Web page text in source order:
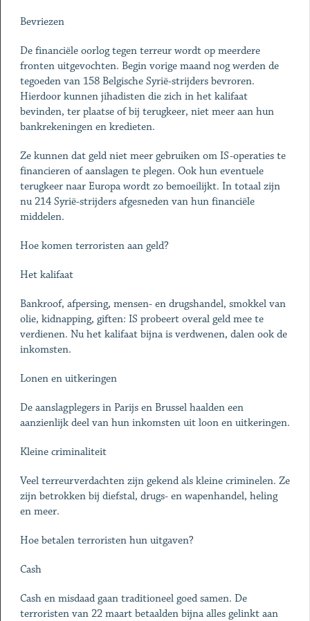
Bevriezen
De financiële oorlog tegen terreur wordt op meerdere
fronten uitgevochten. Begin vorige maand nog werden de
tegoeden van 158 Belgische Syrië-strijders bevroren.
Hierdoor kunnen jihadisten die zich in het kalifaat
bevinden, ter plaatse of bij terugkeer, niet meer aan hun
bankrekeningen en kredieten.
Ze kunnen dat geld niet meer gebruiken om IS-operaties te
financieren of aanslagen te plegen. Ook hun eventuele
terugkeer naar Europa wordt zo bemoeilijkt. In totaal zijn
nu 214 Syrië-strijders afgesneden van hun financiële
middelen.
Hoe komen terroristen aan geld?
Het kalifaat
Bankroof, afpersing, mensen- en drugshandel, smokkel van
olie, kidnapping, giften: IS probeert overal geld mee te
verdienen. Nu het kalifaat bijna is verdwenen, dalen ook de
inkomsten.
Lonen en uitkeringen
De aanslagplegers in Parijs en Brussel haalden een
aanzienlijk deel van hun inkomsten uit loon en uitkeringen.
Kleine criminaliteit
Veel terreurverdachten zijn gekend als kleine criminelen. Ze
zijn betrokken bij diefstal, drugs- en wapenhandel, heling
en meer.
Hoe betalen terroristen hun uitgaven?
Cash
Cash en misdaad gaan traditioneel goed samen. De
terroristen van 22 maart betaalden bijna alles gelinkt aan